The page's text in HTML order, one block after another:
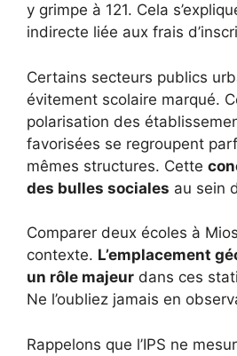
y grimpe à 121. Cela
indirecte liée aux frais
Certains secteurs publics
évitement scolaire marqué.
polarisation des
favorisées se regroupent
mêmes structures. Cette
des bulles sociales au sein
Comparer deux écoles à
contexte. L’emplacement
un rôle majeur dans ces
Ne l’oubliez jamais en
Rappelons que l’IPS ne